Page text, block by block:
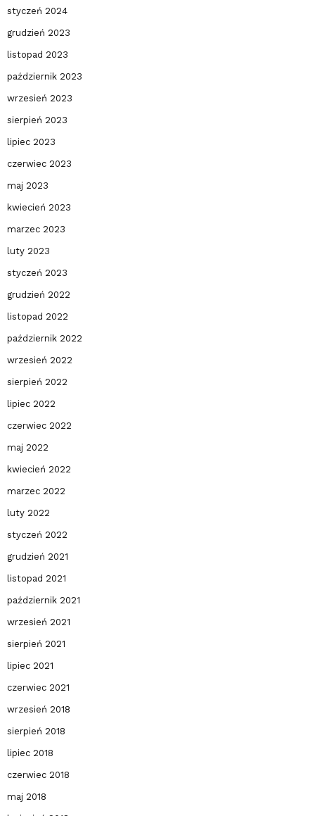
styczeń 2024
grudzień 2023
listopad 2023
październik 2023
wrzesień 2023
sierpień 2023
lipiec 2023
czerwiec 2023
maj 2023
kwiecień 2023
marzec 2023
luty 2023
styczeń 2023
grudzień 2022
listopad 2022
październik 2022
wrzesień 2022
sierpień 2022
lipiec 2022
czerwiec 2022
maj 2022
kwiecień 2022
marzec 2022
luty 2022
styczeń 2022
grudzień 2021
listopad 2021
październik 2021
wrzesień 2021
sierpień 2021
lipiec 2021
czerwiec 2021
wrzesień 2018
sierpień 2018
lipiec 2018
czerwiec 2018
maj 2018